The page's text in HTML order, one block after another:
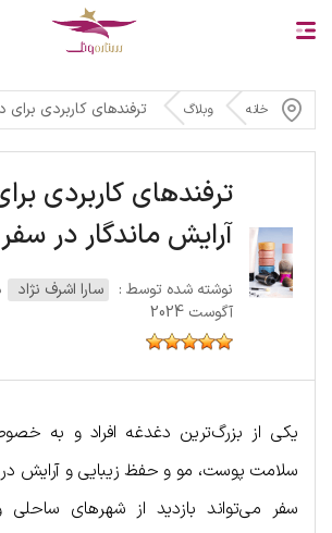
خانه وبلاگ ترفندهای کاربردی برای
ترفندهای کاربردی
آرایش ماندگار در سفر
نوشته شده توسط : سارا اشرف نژاد
آگوست 2024
یکی از بزرگ‌ترین دغدغه افراد و به
سلامت پوست، مو و حفظ زیبایی و آرایش
سفر می‌تواند بازدید از شهرهای ساحلی